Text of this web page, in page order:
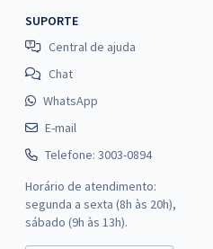
SUPORTE
Central de ajuda
Chat
WhatsApp
E-mail
Telefone: 3003-0894
Horário de atendimento:
segunda a sexta (8h às 20h),
sábado (9h às 13h).